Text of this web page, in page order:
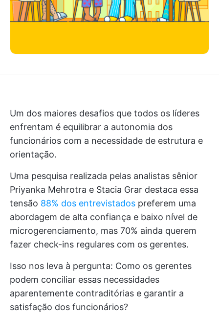
Um dos maiores desafios que todos os líderes
enfrentam é equilibrar a autonomia dos
funcionários com a necessidade de estrutura e
orientação.
Uma pesquisa realizada pelas analistas sênior
Priyanka Mehrotra e Stacia Grar destaca essa
tensão 88% dos entrevistados preferem uma
abordagem de alta confiança e baixo nível de
microgerenciamento, mas 70% ainda querem
fazer check-ins regulares com os gerentes.
Isso nos leva à pergunta: Como os gerentes
podem conciliar essas necessidades
aparentemente contraditórias e garantir a
satisfação dos funcionários?